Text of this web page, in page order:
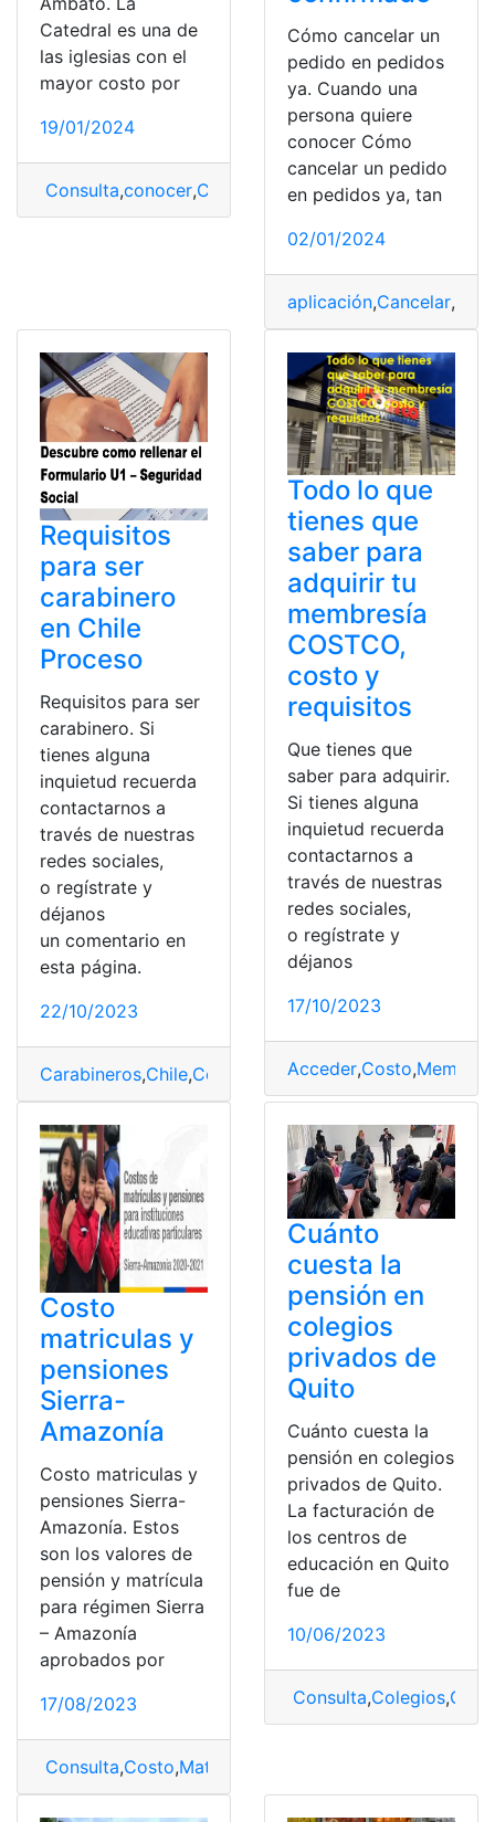
Catedral es una de
las iglesias con el
mayor costo por
19/01/2024
Consulta,conocer,Costo Iglesias de Ambato
Cómo cancelar un
pedido en pedidos
ya. Cuando una
persona quiere
conocer Cómo
cancelar un pedido
en pedidos ya, tan
02/01/2024
aplicación,Cancelar,
Requisitos
para ser
carabinero
en Chile
Proceso
Requisitos para ser
carabinero. Si
tienes alguna
inquietud recuerda
contactarnos a
través de nuestras
redes sociales,
o regístrate y
déjanos
un comentario en
esta página.
22/10/2023
Carabineros,Chile,Condiciones,Costo,documento,
Todo lo que
tienes que
saber para
adquirir tu
membresía
COSTCO,
costo y
requisitos
Que tienes que
saber para adquirir.
Si tienes alguna
inquietud recuerda
contactarnos a
través de nuestras
redes sociales,
o regístrate y
déjanos
17/10/2023
Acceder,Costo,
Costo
matriculas y
pensiones
Sierra-
Amazonía
Costo matriculas y
pensiones Sierra-
Amazonía. Estos
son los valores de
pensión y matrícula
para régimen Sierra
– Amazonía
aprobados por
17/08/2023
Consulta,Costo,Matrículas
Cuánto
cuesta la
pensión en
colegios
privados de
Quito
Cuánto cuesta la
pensión en colegios
privados de Quito.
La facturación de
los centros de
educación en Quito
fue de
10/06/2023
Consulta,Colegios,